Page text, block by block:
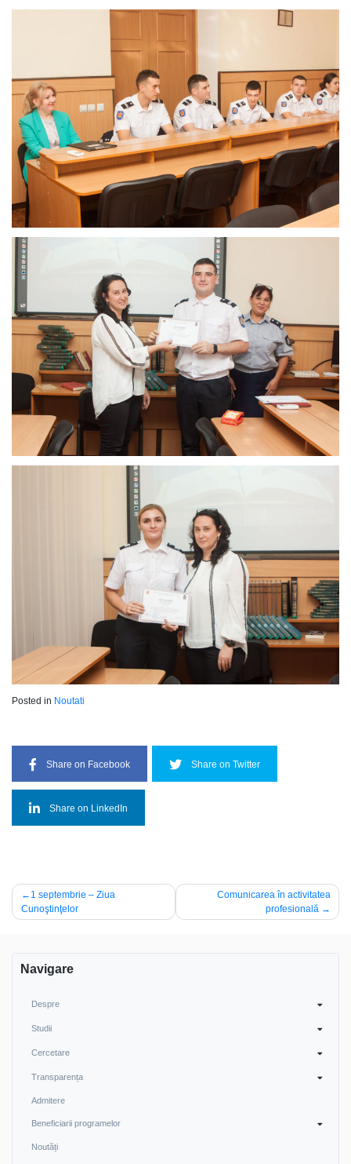
Posted in Noutati
Share on Facebook Share on Twitter
Share on LinkedIn
Navigare
în
1 septembrie – Ziua
Cunoştinţelor
Comunicarea în activitatea
profesională
Navigare
Despre
Studii
Cercetare
Transparența
Admitere
Beneficiarii programelor
Noutăți